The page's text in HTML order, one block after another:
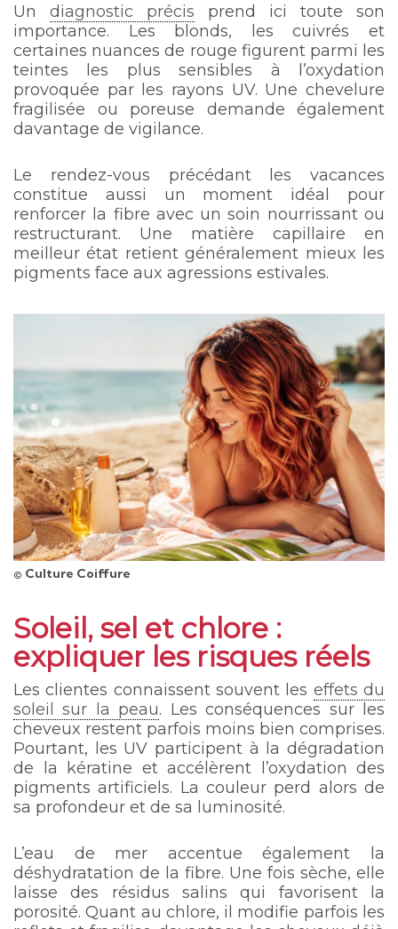
Un diagnostic précis prend ici toute son
importance. Les blonds, les cuivrés et
certaines nuances de rouge figurent parmi les
teintes les plus sensibles à l’oxydation
provoquée par les rayons UV. Une chevelure
fragilisée ou poreuse demande également
davantage de vigilance.
Le rendez-vous précédant les vacances
constitue aussi un moment idéal pour
renforcer la fibre avec un soin nourrissant ou
restructurant. Une matière capillaire en
meilleur état retient généralement mieux les
pigments face aux agressions estivales.
© Culture Coiffure
Soleil, sel et chlore :
expliquer les risques réels
Les clientes connaissent souvent les effets du
soleil sur la peau. Les conséquences sur les
cheveux restent parfois moins bien comprises.
Pourtant, les UV participent à la dégradation
de la kératine et accélèrent l’oxydation des
pigments artificiels. La couleur perd alors de
sa profondeur et de sa luminosité.
L’eau de mer accentue également la
déshydratation de la fibre. Une fois sèche, elle
laisse des résidus salins qui favorisent la
porosité. Quant au chlore, il modifie parfois les